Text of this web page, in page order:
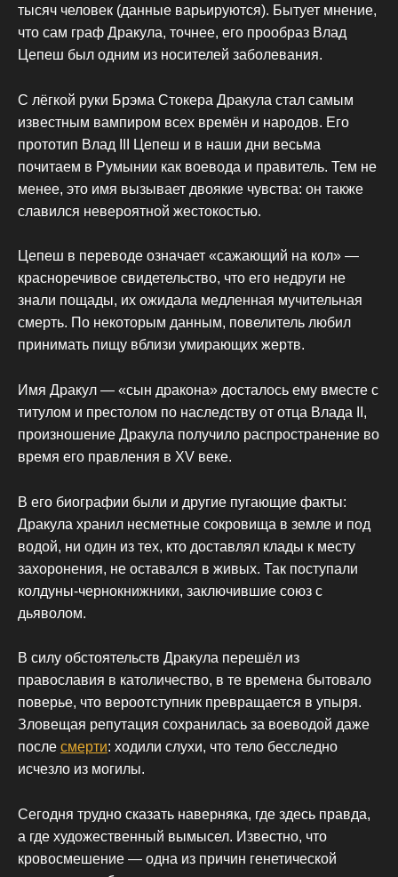
тысяч человек (данные варьируются). Бытует мнение,
что сам граф Дракула, точнее, его прообраз Влад
Цепеш был одним из носителей заболевания.
С лёгкой руки Брэма Стокера Дракула стал самым
известным вампиром всех времён и народов. Его
прототип Влад ІІІ Цепеш и в наши дни весьма
почитаем в Румынии как воевода и правитель. Тем не
менее, это имя вызывает двоякие чувства: он также
славился невероятной жестокостью.
Цепеш в переводе означает «сажающий на кол» —
красноречивое свидетельство, что его недруги не
знали пощады, их ожидала медленная мучительная
смерть. По некоторым данным, повелитель любил
принимать пищу вблизи умирающих жертв.
Имя Дракул — «сын дракона» досталось ему вместе с
титулом и престолом по наследству от отца Влада ІІ,
произношение Дракула получило распространение во
время его правления в XV веке.
В его биографии были и другие пугающие факты:
Дракула хранил несметные сокровища в земле и под
водой, ни один из тех, кто доставлял клады к месту
захоронения, не оставался в живых. Так поступали
колдуны-чернокнижники, заключившие союз с
дьяволом.
В силу обстоятельств Дракула перешёл из
православия в католичество, в те времена бытовало
поверье, что вероотступник превращается в упыря.
Зловещая репутация сохранилась за воеводой даже
после смерти: ходили слухи, что тело бесследно
исчезло из могилы.
Сегодня трудно сказать наверняка, где здесь правда,
а где художественный вымысел. Известно, что
кровосмешение — одна из причин генетической